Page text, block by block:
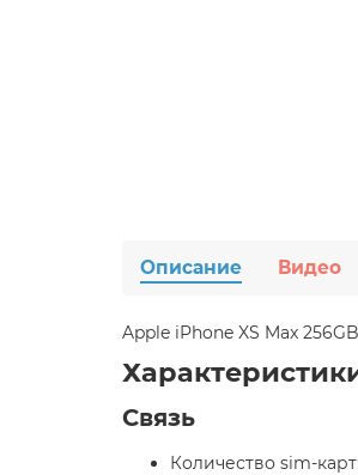
Описание Видео
Apple iPhone XS Max
Связь
Количество sim-